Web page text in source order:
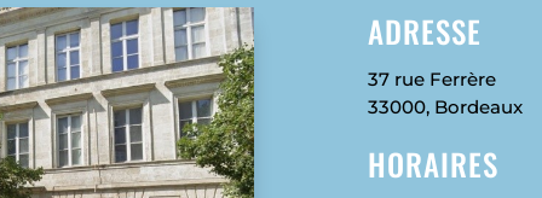
ADRESSE
37 rue Ferrère
33000, Bordeaux
HORAIRES